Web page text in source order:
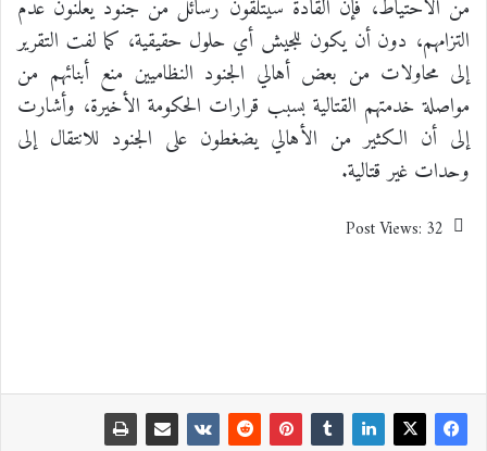
من الاحتياط، فإن القادة سيتلقّون رسائل من جنود يعلنون عدم
التزامهم، دون أن يكون للجيش أي حلول حقيقية، كما لفت التقرير
إلى محاولات من بعض أهالي الجنود النظاميين منع أبنائهم من
مواصلة خدمتهم القتالية بسبب قرارات الحكومة الأخيرة، وأشارت
إلى أن الكثير من الأهالي يضغطون على الجنود للانتقال إلى
وحدات غير قتالية.
Post Views: 32